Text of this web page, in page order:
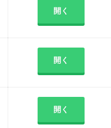
開く
開く
開く